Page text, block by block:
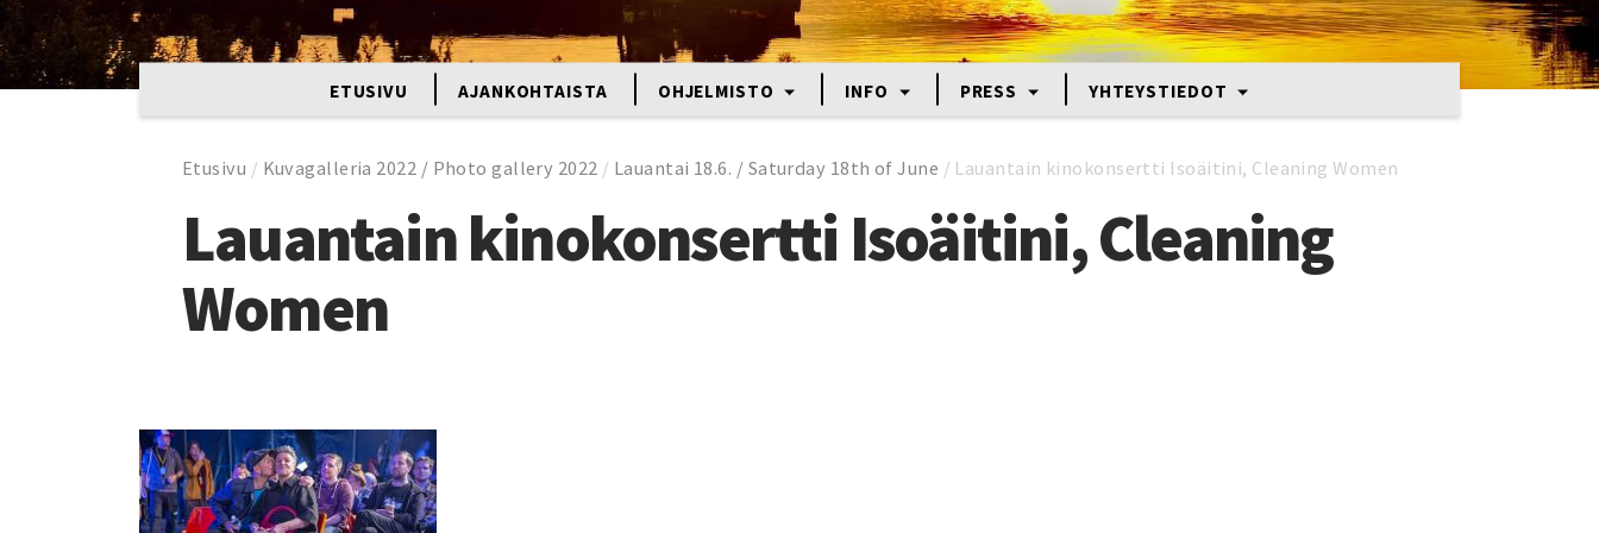
ETUSIVU AJANKOHTAISTA OHJELMISTO INFO PRESS YHTEYSTIEDOT
Etusivu / Kuvagalleria 2022 / Photo gallery 2022 / Lauantai 18.6. / Saturday 18th of June / Lauantain kinokonsertti Isoäitini, Cleaning Women
Lauantain kinokonsertti Isoäitini, Cleaning
Women